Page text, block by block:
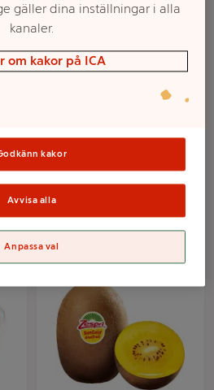
Mer info
gäller dina inställningar i alla
kanaler.
om kakor på ICA
kakor
Avvisa alla
Anpassa val